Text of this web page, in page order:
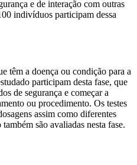
e de interação com outras
indivíduos participam dessa
têm a doença ou condição para a
participam desta fase, que
de segurança e começar a
ou procedimento. Os testes
assim como diferentes
são avaliadas nesta fase.